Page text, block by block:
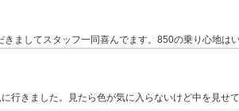
ましてスタッフ一同喜んでます。850の乗り心地は
行きました。見たら色が気に入らないけど中を見せ